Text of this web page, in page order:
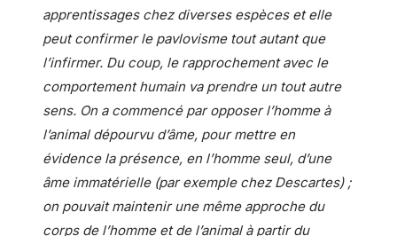
apprentissages chez diverses espèces et elle
peut confirmer le pavlovisme tout autant que
l’infirmer. Du coup, le rapprochement avec le
comportement humain va prendre un tout autre
sens. On a commencé par opposer l’homme à
l’animal dépourvu d’âme, pour mettre en
évidence la présence, en l’homme seul, d’une
âme immatérielle (par exemple chez Descartes) ;
on pouvait maintenir une même approche du
corps de l’homme et de l’animal à partir du